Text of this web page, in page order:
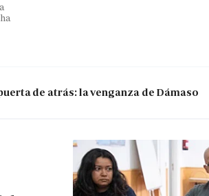
de atrás: la venganza de Dámaso